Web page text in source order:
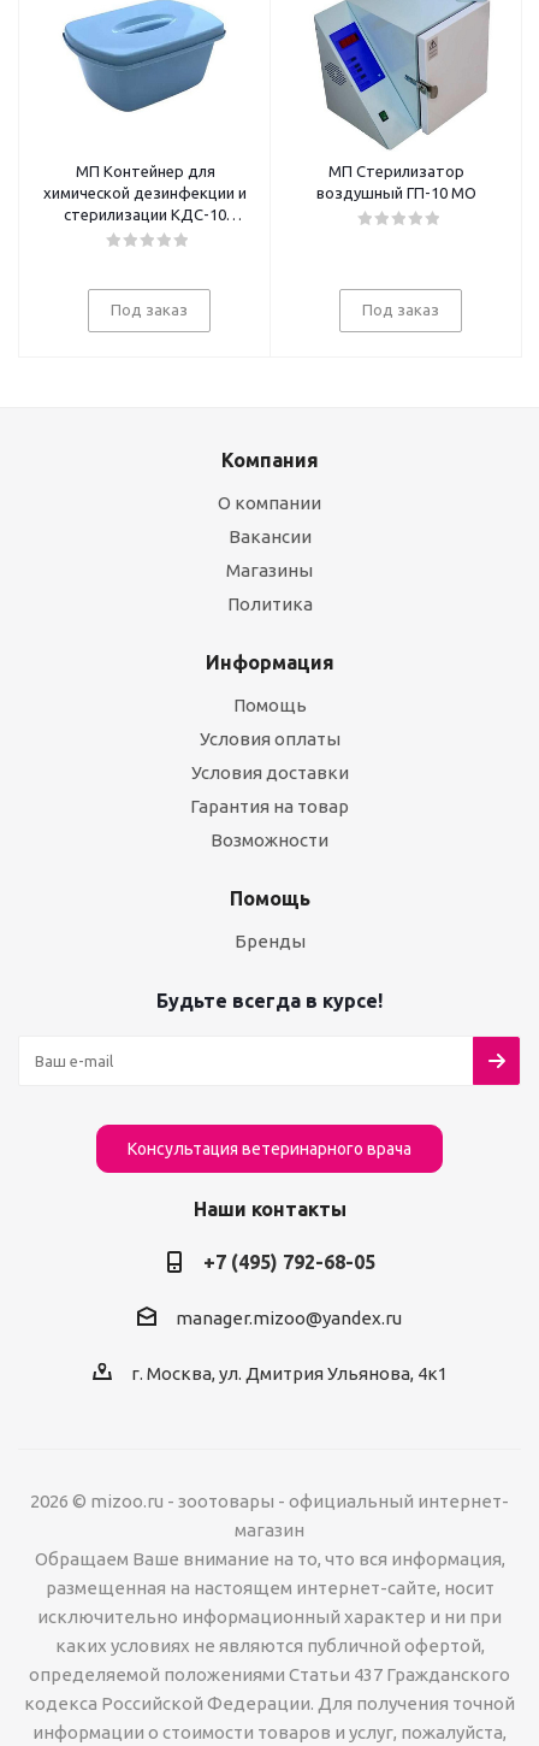
МП Контейнер для
химической дезинфекции и
стерилизации КДС-10
"КРОНТ", 10 л, 450х325х205
Под заказ
МП Стерилизатор
воздушный ГП-10 МО
Под заказ
Компания
О компании
Вакансии
Магазины
Политика
Информация
Помощь
Условия оплаты
Условия доставки
Гарантия на товар
Возможности
Помощь
Бренды
Будьте всегда в курсе!
Консультация ветеринарного врача
Наши контакты
+7 (495) 792-68-05
manager.mizoo@yandex.ru
г. Москва, ул. Дмитрия Ульянова, 4к1
2026 © mizoo.ru - зоотовары - официальный интернет-
магазин
Обращаем Ваше внимание на то, что вся информация,
размещенная на настоящем интернет-сайте, носит
исключительно информационный характер и ни при
каких условиях не являются публичной офертой,
определяемой положениями Статьи 437 Гражданского
кодекса Российской Федерации. Для получения точной
информации о стоимости товаров и услуг, пожалуйста,